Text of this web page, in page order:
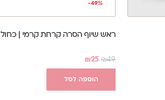
-49%
ראש שיוף הסרה קרחת קרמי | כחול
₪49
₪25
הוספה לסל